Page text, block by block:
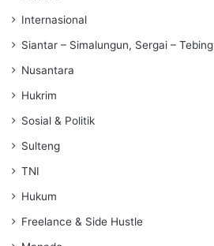
Internasional
Siantar – Simalungun, Sergai – Tebing
Nusantara
Hukrim
Sosial & Politik
Sulteng
TNI
Hukum
Freelance & Side Hustle